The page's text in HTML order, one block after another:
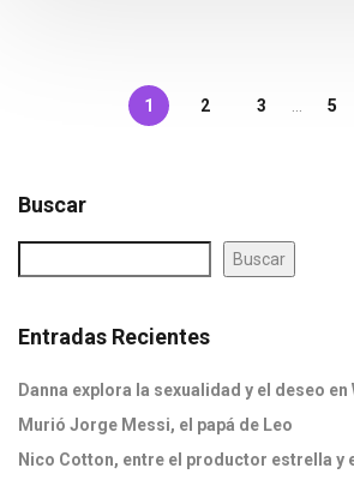
1 2 3 5
Buscar
Buscar
Entradas Recientes
Danna explora la sexualidad y el deseo en
Murió Jorge Messi, el papá de Leo
Nico Cotton, entre el productor estrella y